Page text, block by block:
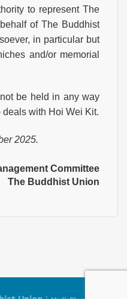
to represent The
of The Buddhist
in particular but
and/or memorial
be held in any way
with Hoi Wei Kit.
2025.
Committee
The Buddhist Union